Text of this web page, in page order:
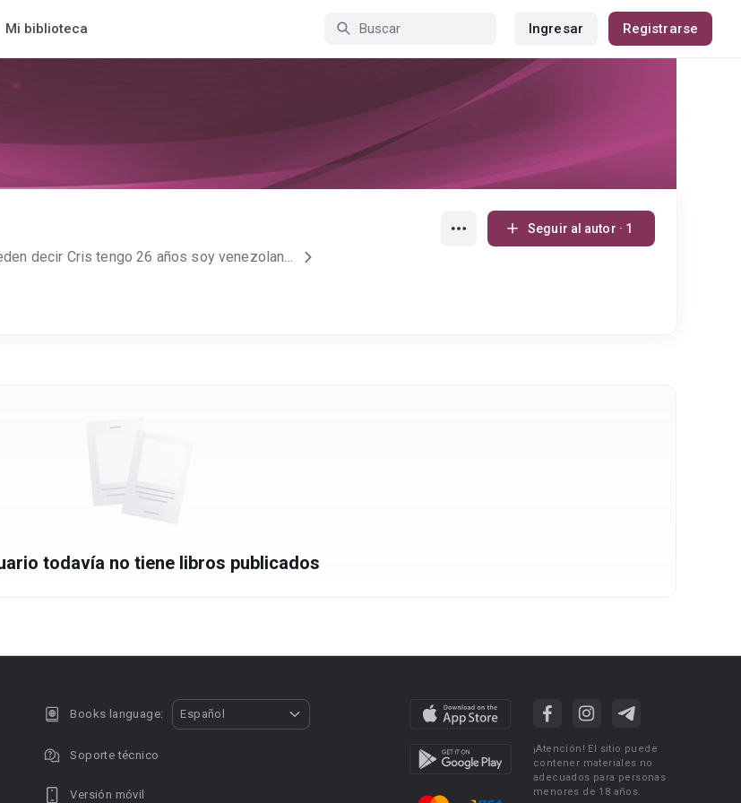
Mi biblioteca Ingresar Registrarse
Hola me llamo crismary pero me pueden decir Cris tengo 26 años soy venezolana Me gusta leer, escribir y ver películas menos las de terror.
Seguir al autor · 1
todavía no tiene libros publicados
Books language: Español
Soporte técnico
Versión móvil
¡Atención! El sitio puede
contener materiales no
adecuados para personas
menores de 18 años.